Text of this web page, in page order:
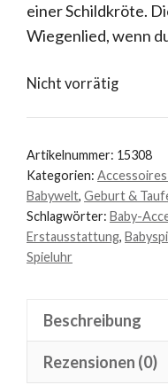
einer Schildkröte.
Wiegenlied, wenn
Nicht vorrätig
Artikelnummer: 15308
Kategorien:
Babywelt, Geburt &
Schlagwörter: Baby-
Erstausstattung,
Spieluhr
Beschreibung
Rezensionen (0)